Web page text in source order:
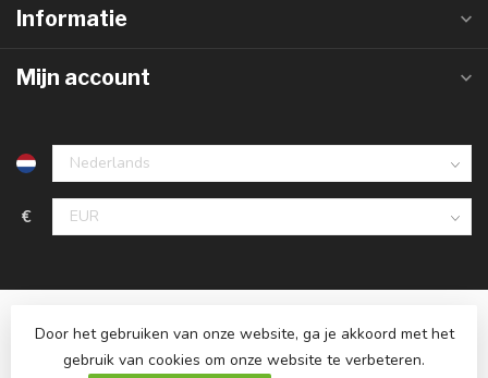
Informatie
Mijn account
€
Door het gebruiken van onze website, ga je akkoord met het
gebruik van cookies om onze website te verbeteren.